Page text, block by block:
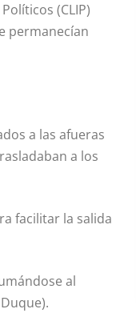
(CLIP)
permanecían
a las afueras
a los
facilitar la salida
al